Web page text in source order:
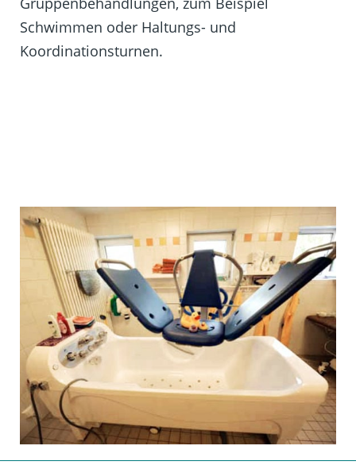
Schwimmen oder Haltungs- und
Koordinationsturnen.